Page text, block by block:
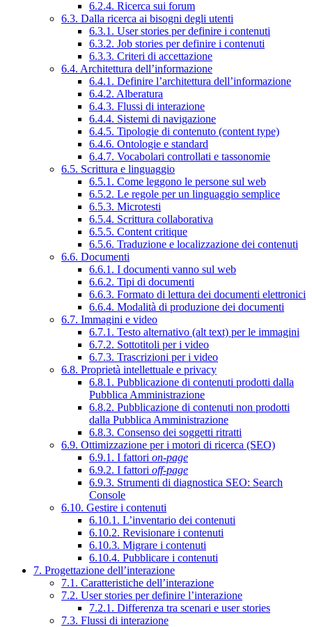
6.2.4. Ricerca sui forum
6.3. Dalla ricerca ai bisogni degli utenti
6.3.1. User stories per definire i contenuti
6.3.2. Job stories per definire i contenuti
6.3.3. Criteri di accettazione
6.4. Architettura dell’informazione
6.4.1. Definire l’architettura dell’informazione
6.4.2. Alberatura
6.4.3. Flussi di interazione
6.4.4. Sistemi di navigazione
6.4.5. Tipologie di contenuto (content type)
6.4.6. Ontologie e standard
6.4.7. Vocabolari controllati e tassonomie
6.5. Scrittura e linguaggio
6.5.1. Come leggono le persone sul web
6.5.2. Le regole per un linguaggio semplice
6.5.3. Microtesti
6.5.4. Scrittura collaborativa
6.5.5. Content critique
6.5.6. Traduzione e localizzazione dei contenuti
6.6. Documenti
6.6.1. I documenti vanno sul web
6.6.2. Tipi di documenti
6.6.3. Formato di lettura dei documenti elettronici
6.6.4. Modalità di produzione dei documenti
6.7. Immagini e video
6.7.1. Testo alternativo (alt text) per le immagini
6.7.2. Sottotitoli per i video
6.7.3. Trascrizioni per i video
6.8. Proprietà intellettuale e privacy
6.8.1. Pubblicazione di contenuti prodotti dalla
Pubblica Amministrazione
6.8.2. Pubblicazione di contenuti non prodotti
dalla Pubblica Amministrazione
6.8.3. Consenso dei soggetti ritratti
6.9. Ottimizzazione per i motori di ricerca (SEO)
6.9.1. I fattori on-page
6.9.2. I fattori off-page
6.9.3. Strumenti di diagnostica SEO: Search
Console
6.10. Gestire i contenuti
6.10.1. L’inventario dei contenuti
6.10.2. Revisionare i contenuti
6.10.3. Migrare i contenuti
6.10.4. Pubblicare i contenuti
7. Progettazione dell’interazione
7.1. Caratteristiche dell’interazione
7.2. User stories per definire l’interazione
7.2.1. Differenza tra scenari e user stories
7.3. Flussi di interazione